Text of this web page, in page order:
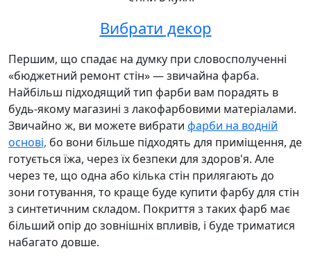
Вибрати декор
Першим, що спадає на думку при словосполученні
«бюджетний ремонт стін» — звичайна фарба.
Найбільш підходящий тип фарби вам порадять в
будь-якому магазині з лакофарбовими матеріалами.
Звичайно ж, ви можете вибрати фарби на водній
основі, бо вони більше підходять для приміщення, де
готується їжа, через їх безпеки для здоров'я. Але
через те, що одна або кілька стін прилягають до
зони готування, то краще буде купити фарбу для стін
з синтетичним складом. Покриття з таких фарб має
більший опір до зовнішніх впливів, і буде триматися
набагато довше.